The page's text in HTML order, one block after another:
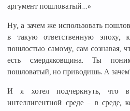
аргумент пошловатый…»
Ну, а зачем же использовать
в такую ответственную эпоху,
пошлостью самому, сам сознавая,
есть смердяковщина. Ты
пошловатый, но приводишь. А
И я хотел подчеркнуть, что
интеллигентной среде – в среде,